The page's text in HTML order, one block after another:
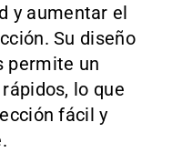
y aumentar el
Su diseño
permite un
lo que
fácil y